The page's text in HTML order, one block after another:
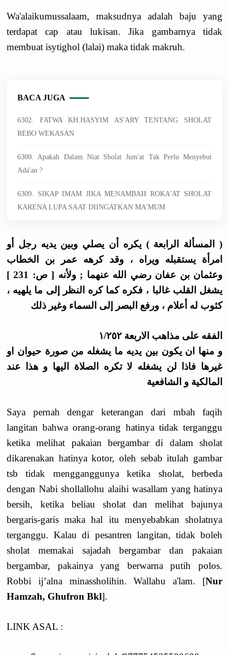
Wa'alaikumussalaam, maksudnya adalah baju yang
terdapat cap atau lukisan. Jika gambarnya tidak
membuat isytighol (lalai) maka tidak makruh.
BACA JUGA
6302. FATWA KH.HASYIM AS'ARY TENTANG SHOLAT
REBO WEKASAN
6300. Apakah Dalam Niat Sholat Jum'at Tak Perlu Menyebut
Ada'an ?
6309. SIKAP IMAM JIKA MENAMBAH ROKA'AT SHOLAT
KARENA LUPA SAAT DIINGATKAN MA'MUM
( المسألة الرابعة ) يكره أن يصلي وبين يديه رجل أو
امرأة يستقبله ويراه ، وقد كرهه عمر بن الخطاب
وعثمان بن عفان رضي الله عنهما ; ولأنه [ ص: 231 ]
يشغل القلب غالبا ، فكره كما كره النظر إلى ما يلهيه ،
كثوب له أعلام ، ورفع البصر إلى السماء وغير ذلك
الفقه على مذاهب الاربعة ١/٢٥٢
و منها ان يكون بين يديه ما يشغله من صورة حيوان او
غيرها فاذا لن يشغله لا تكره الصلاة اليها و هذا عند
المالكية و الشافعية
Saya pernah dengar keterangan dari mbah faqih
langitan bahwa orang-orang hatinya tidak terganggu
ketika melihat pakaian bergambar di dalam sholat
dikarenakan hatinya kotor, oleh sebab itulah gambar
tsb tidak mengganggunya ketika sholat, berbeda
dengan Nabi shollallohu alaihi wasallam yang hatinya
bersih, ketika beliau sholat dan melihat bajunya
bergaris-garis maka hal itu menyebabkan sholatnya
terganggu. Kalau di pesantren langitan, tidak boleh
sholat memakai sajadah bergambar dan pakaian
bergambar, pakainya yang berwarna putih polos.
Robbi ij’alna minassholihin. Wallahu a'lam. [Nur
Hamzah, Ghufron Bkl].
LINK ASAL :